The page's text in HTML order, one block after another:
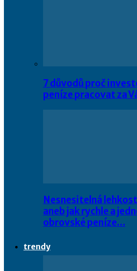
7 důvodů proč
peníze pracovat za
Nesnesitelná
aneb jak rychle a
obrovské peníze…
trendy